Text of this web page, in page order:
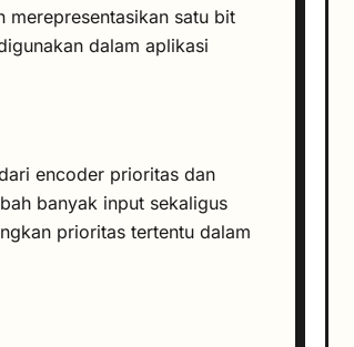
merepresentasikan satu bit
dalam aplikasi
encoder prioritas dan
banyak input sekaligus
prioritas tertentu dalam